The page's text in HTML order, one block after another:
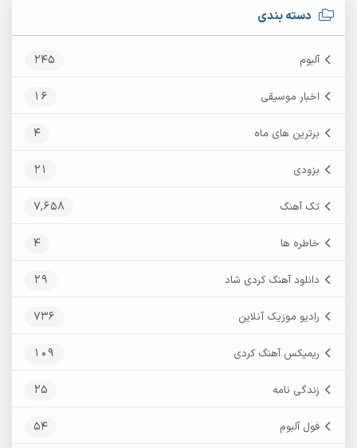
دسته بندی
آلبوم 245
اخبار موسیقی 16
برترین های ماه 4
بزودی 21
تک آهنگ 7,658
خاطره ها 4
دانلود آهنگ کردی شاد 29
رادیو موزیک آنلاین 736
ریمیکس آهنگ کردی 109
زندگی نامه 25
فول آلبوم 54